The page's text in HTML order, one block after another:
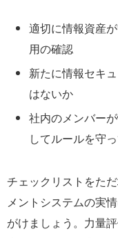
適切に情報資産
用の確認
新たに情報セキ
はないか
社内のメンバー
してルールを守
チェックリストをた
メントシステムの実
がけましょう。力量